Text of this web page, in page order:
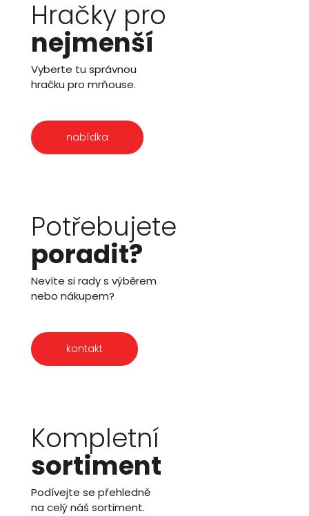
Hračky pro
nejmenší
Vyberte tu správnou
hračku pro mrňouse.
nabídka
Potřebujete
poradit?
Nevíte si rady s výběrem
nebo nákupem?
kontakt
Kompletní
sortiment
Podívejte se přehledně
na celý náš sortiment.